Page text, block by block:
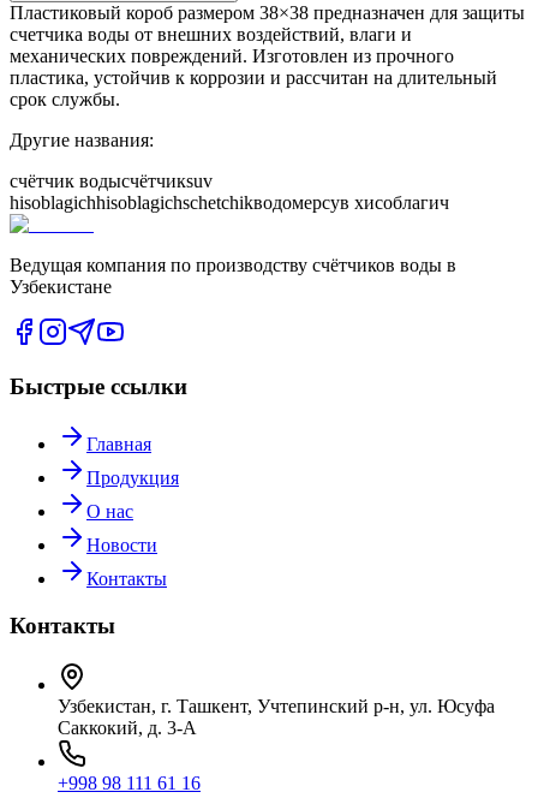
Пластиковый короб размером 38×38 предназначен для защиты
счетчика воды от внешних воздействий, влаги и
механических повреждений. Изготовлен из прочного
пластика, устойчив к коррозии и рассчитан на длительный
срок службы.
Другие названия:
счётчик водысчётчикsuv
hisoblagichhisoblagichschetchikводомерсув хисоблагич
Ведущая компания по производству счётчиков воды в
Узбекистане
Быстрые ссылки
Главная
Продукция
О нас
Новости
Контакты
Контакты
Узбекистан, г. Ташкент, Учтепинский р-н, ул. Юсуфа
Саккокий, д. 3-А
+998 98 111 61 16